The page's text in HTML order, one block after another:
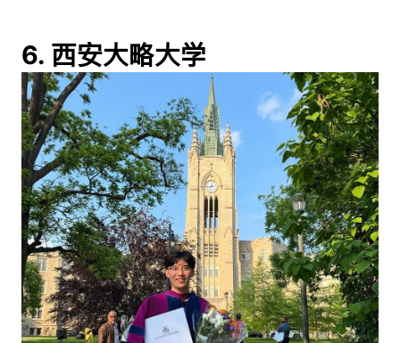
6. 西安大略大学